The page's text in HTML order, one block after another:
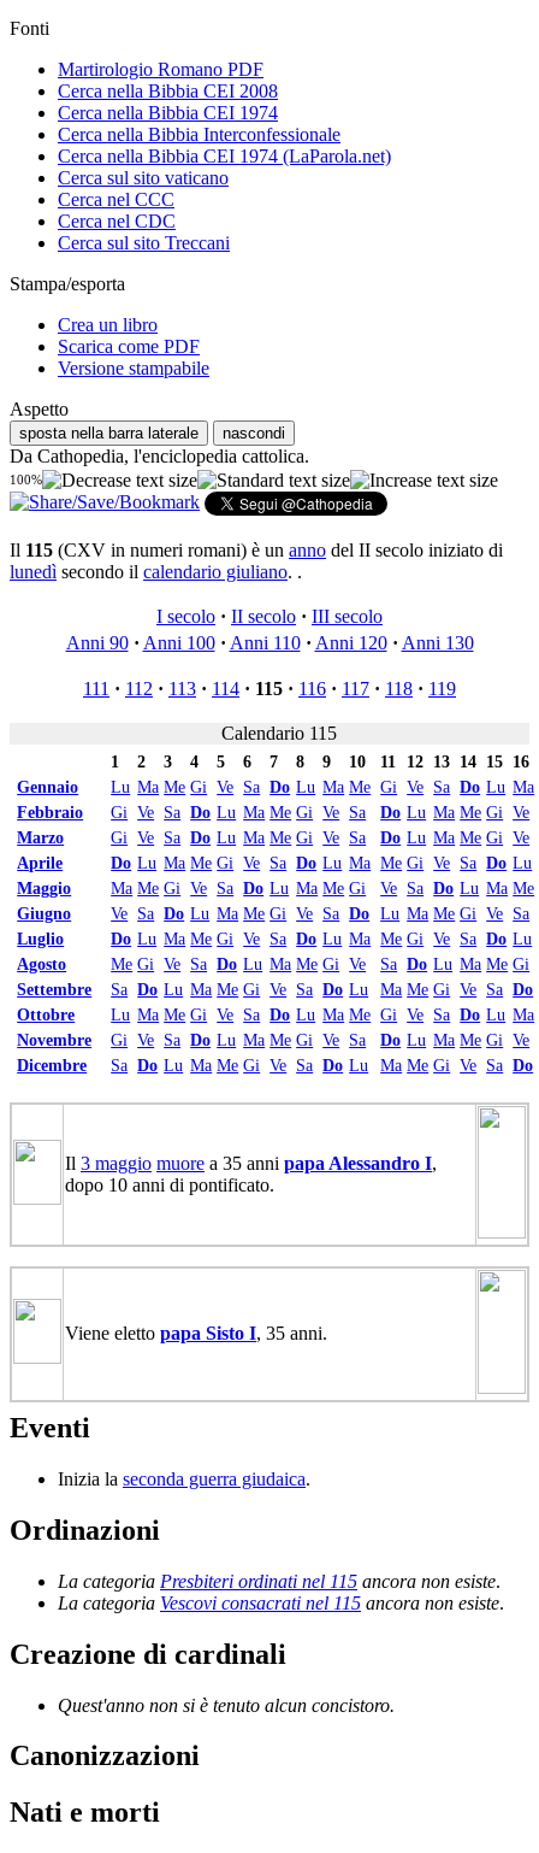
Fonti
Martirologio Romano PDF
Cerca nella Bibbia CEI 2008
Cerca nella Bibbia CEI 1974
Cerca nella Bibbia Interconfessionale
Cerca nella Bibbia CEI 1974 (LaParola.net)
Cerca sul sito vaticano
Cerca nel CCC
Cerca nel CDC
Cerca sul sito Treccani
Stampa/esporta
Crea un libro
Scarica come PDF
Versione stampabile
Aspetto
sposta nella barra laterale nascondi
Da Cathopedia, l'enciclopedia cattolica.
100%
Il 115 (CXV in numeri romani) è un anno del II secolo iniziato di
lunedì secondo il calendario giuliano. .
I secolo · II secolo · III secolo
Anni 90· Anni 100· Anni 110· Anni 120· Anni 130
111 · 112 · 113 · 114 · 115 · 116 · 117 · 118 · 119
Calendario 115
1 2 3 4 5 6 7 8 9 10 11 12 13 14 15 16
Gennaio
Lu Ma Me Gi Ve Sa Do Lu Ma Me Gi Ve Sa Do Lu Ma
Febbraio
Gi Ve Sa Do Lu Ma Me Gi Ve Sa Do Lu Ma Me Gi Ve
Marzo
Gi Ve Sa Do Lu Ma Me Gi Ve Sa Do Lu Ma Me Gi Ve
Aprile
Do Lu Ma Me Gi Ve Sa Do Lu Ma Me Gi Ve Sa Do Lu
Maggio
Ma Me Gi Ve Sa Do Lu Ma Me Gi Ve Sa Do Lu Ma Me
Giugno
Ve Sa Do Lu Ma Me Gi Ve Sa Do Lu Ma Me Gi Ve Sa
Luglio
Do Lu Ma Me Gi Ve Sa Do Lu Ma Me Gi Ve Sa Do Lu
Agosto
Me Gi Ve Sa Do Lu Ma Me Gi Ve Sa Do Lu Ma Me Gi
Settembre
Sa Do Lu Ma Me Gi Ve Sa Do Lu Ma Me Gi Ve Sa Do
Ottobre
Lu Ma Me Gi Ve Sa Do Lu Ma Me Gi Ve Sa Do Lu Ma
Novembre
Gi Ve Sa Do Lu Ma Me Gi Ve Sa Do Lu Ma Me Gi Ve
Dicembre
Sa Do Lu Ma Me Gi Ve Sa Do Lu Ma Me Gi Ve Sa Do
Il 3 maggio muore a 35 anni papa Alessandro I,
dopo 10 anni di pontificato.
Viene eletto papa Sisto I, 35 anni.
Eventi
Inizia la seconda guerra giudaica.
Ordinazioni
La categoria Presbiteri ordinati nel 115 ancora non esiste.
La categoria Vescovi consacrati nel 115 ancora non esiste.
Creazione di cardinali
Quest'anno non si è tenuto alcun concistoro.
Canonizzazioni
Nati e morti